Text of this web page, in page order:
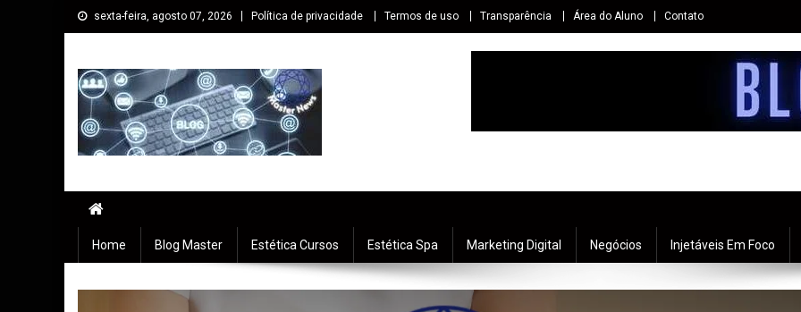
sexta-feira, agosto 07, 2026 Política de privacidade Termos de uso Transparência Área do Aluno Contato
Home Blog Master Estética Cursos Estética Spa Marketing Digital Negócios Injetáveis Em Foco